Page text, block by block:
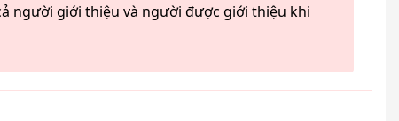
người giới thiệu và người được giới thiệu khi